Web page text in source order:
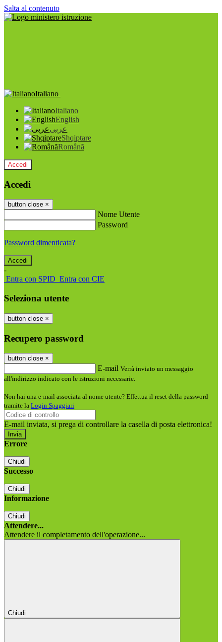
Salta al contenuto
Italiano
Italiano
English
عربى
Shqiptare
Română
Accedi
Accedi
button close ×
Nome Utente
Password
Password dimenticata?
-
Entra con SPID Entra con CIE
Seleziona utente
button close ×
Recupero password
button close ×
E-mail Verrà inviato un messaggio
all'indirizzo indicato con le istruzioni necessarie.
Non hai una e-mail associata al nome utente? Effettua il reset della password
tramite la Login Spaggiari
E-mail inviata, si prega di controllare la casella di posta elettronica!
Errore
Chiudi
Successo
Chiudi
Informazione
Chiudi
Attendere...
Attendere il completamento dell'operazione...
Chiudi